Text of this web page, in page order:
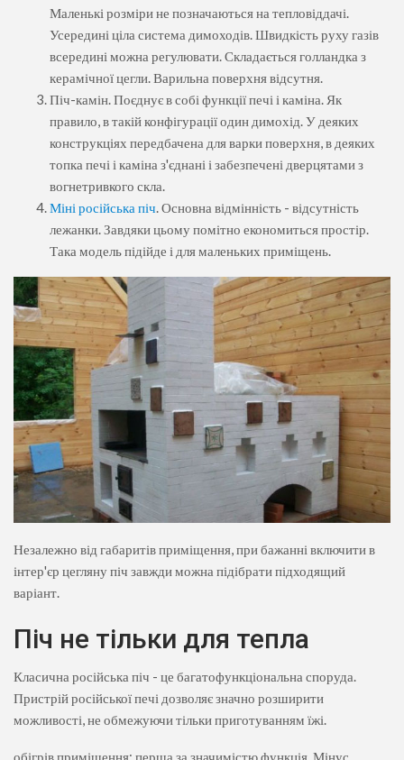
Маленькі розміри не позначаються на тепловіддачі.
Усередині ціла система димоходів. Швидкість руху газів
всередині можна регулювати. Складається голландка з
керамічної цегли. Варильна поверхня відсутня.
Піч-камін. Поєднує в собі функції печі і каміна. Як
правило, в такій конфігурації один димохід. У деяких
конструкціях передбачена для варки поверхня, в деяких
топка печі і каміна з'єднані і забезпечені дверцятами з
вогнетривкого скла.
Міні російська піч. Основна відмінність - відсутність
лежанки. Завдяки цьому помітно економиться простір.
Така модель підійде і для маленьких приміщень.
Незалежно від габаритів приміщення, при бажанні включити в
інтер'єр цегляну піч завжди можна підібрати підходящий
варіант.
Піч не тільки для тепла
Класична російська піч - це багатофункціональна споруда.
Пристрій російської печі дозволяє значно розширити
можливості, не обмежуючи тільки приготуванням їжі.
обігрів приміщення: перша за значимістю функція. Мінус